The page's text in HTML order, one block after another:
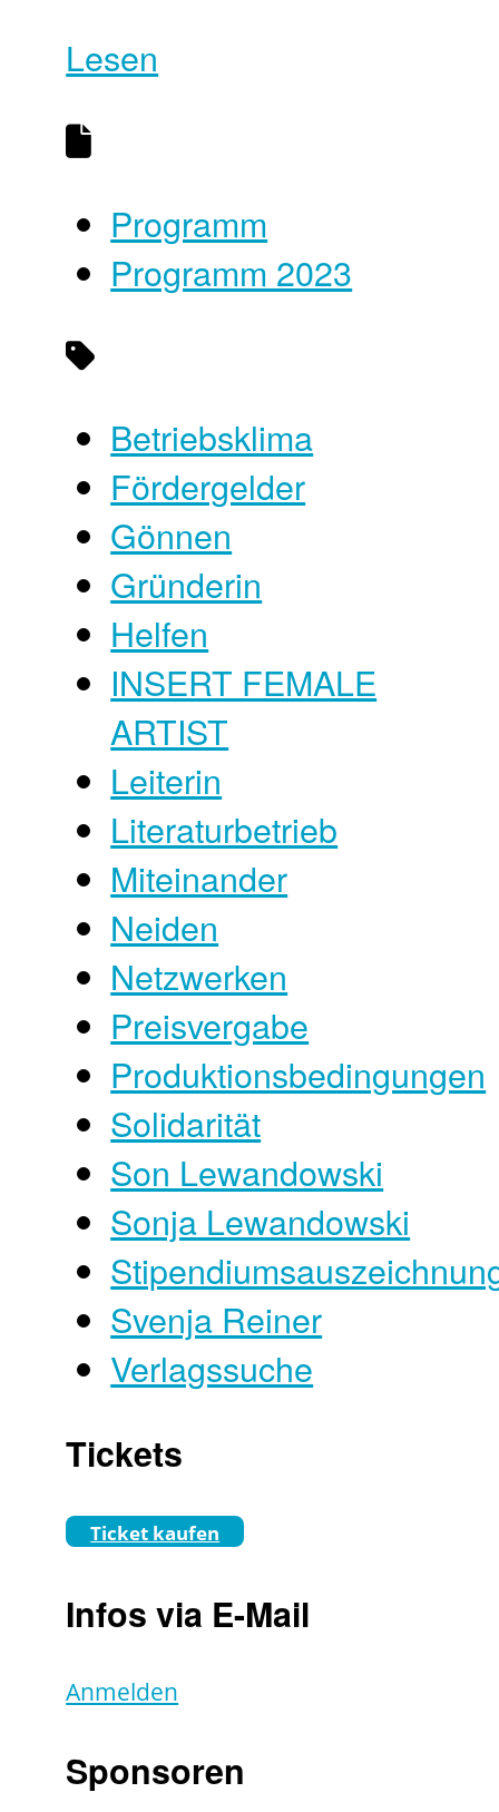
Lesen
Programm
Programm 2023
Betriebsklima
Fördergelder
Gönnen
Gründerin
Helfen
INSERT FEMALE
ARTIST
Leiterin
Literaturbetrieb
Miteinander
Neiden
Netzwerken
Preisvergabe
Produktionsbedingungen
Solidarität
Son Lewandowski
Sonja Lewandowski
Svenja Reiner
Verlagssuche
Tickets
Ticket kaufen
Infos via E-Mail
Anmelden
Sponsoren